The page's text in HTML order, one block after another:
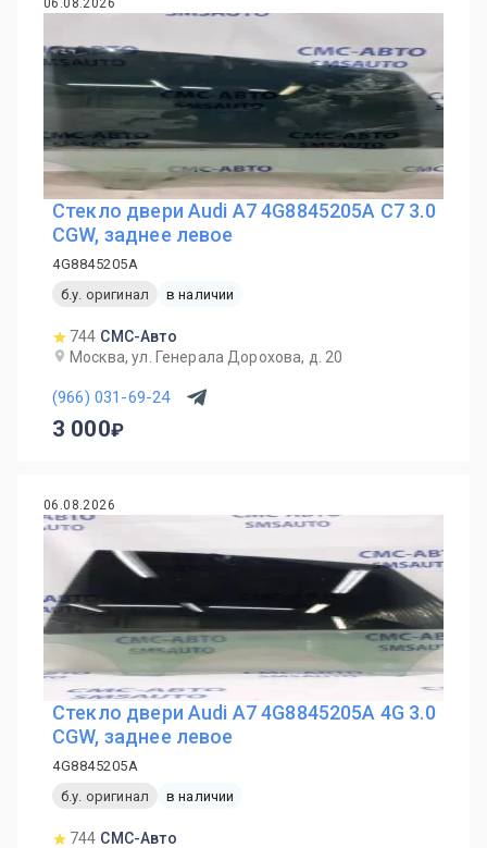
06.08.2026
Стекло двери Audi A7 4G8845205A C7 3.0
CGW, заднее левое
4G8845205A
б.у. оригинал
в наличии
744 СМС-Авто
Москва, ул. Генерала Дорохова, д. 20
(966) 031-69-24
3 000
06.08.2026
Стекло двери Audi A7 4G8845205A 4G 3.0
CGW, заднее левое
4G8845205A
б.у. оригинал
в наличии
744 СМС-Авто